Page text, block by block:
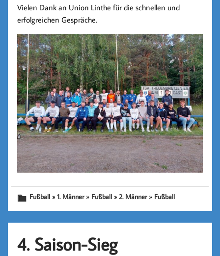
Vielen Dank an Union Linthe für die schnellen und
erfolgreichen Gespräche.
Fußball » 1. Männer» Fußball » 2. Männer» Fußball
4. Saison-Sieg